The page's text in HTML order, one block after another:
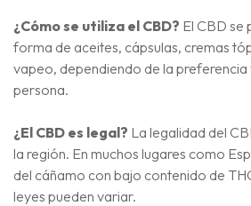
¿Cómo se utiliza el CBD? El CBD se
forma de aceites, cápsulas, cremas
vapeo, dependiendo de la preferencia
persona.
¿El CBD es legal? La legalidad del
la región. En muchos lugares como
del cáñamo con bajo contenido de
leyes pueden variar.